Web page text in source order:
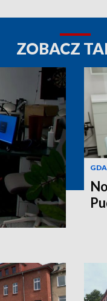
ZOBACZ